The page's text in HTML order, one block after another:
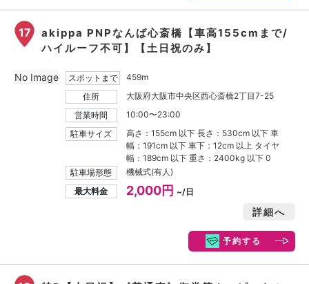
17
akippa PNPなんば心斎橋【車高155cmまで/
ハイルーフ不可】【土日祝のみ】
スポットまで
459m
住所
大阪府大阪市中央区西心斎橋2丁目7-25
営業時間
10:00〜23:00
駐車サイズ
高さ：155cm 以下 長さ：530cm 以下 車
幅：191cm 以下 車下：12cm 以上 タイヤ
幅：189cm 以下 重さ：2400kg 以下 0
駐車場形態
機械式(有人)
最大料金
2,000円 ~/日
詳細へ
予約する
No Image